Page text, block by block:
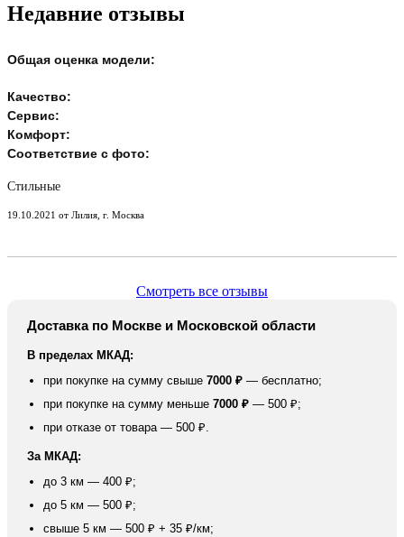
Недавние отзывы
Общая оценка модели:
Качество:
Сервис:
Комфорт:
Соответствие с фото:
Стильные
19.10.2021 от Лилия, г. Москва
Смотреть все отзывы
Доставка по Москве и Московской области
В пределах МКАД:
при покупке на сумму свыше 7000 ₽ — бесплатно;
при покупке на сумму меньше 7000 ₽ — 500 ₽;
при отказе от товара — 500 ₽.
За МКАД:
до 3 км — 400 ₽;
до 5 км — 500 ₽;
свыше 5 км — 500 ₽ + 35 ₽/км;